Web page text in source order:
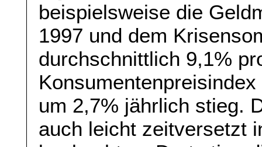
beispielsweise die
1997 und dem
durchschnittlich 9,1%
um 2,7% jährlich stieg.
auch leicht zeitversetzt